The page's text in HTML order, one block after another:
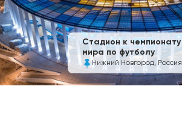
Стадион к чемпионату
мира по футболу
Нижний Новгород, Россия